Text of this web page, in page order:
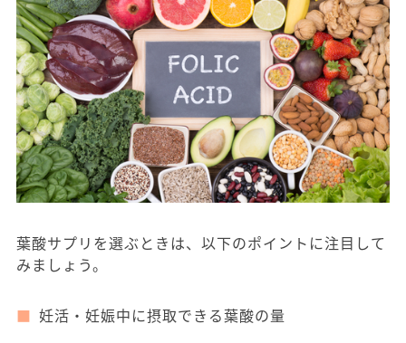
葉酸サプリを選ぶときは、以下のポイントに注目して
みましょう。
妊活・妊娠中に摂取できる葉酸の量